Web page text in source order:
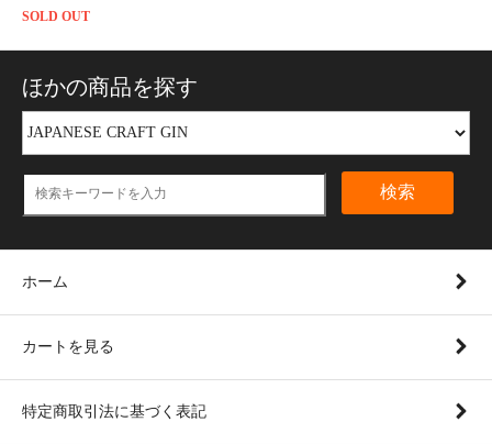
SOLD OUT
ほかの商品を探す
検索
ホーム
カートを見る
特定商取引法に基づく表記